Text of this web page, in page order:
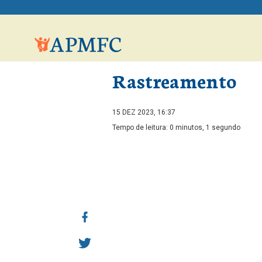
Rastreamento
15 DEZ 2023, 16:37
Tempo de leitura: 0 minutos, 1 segundo